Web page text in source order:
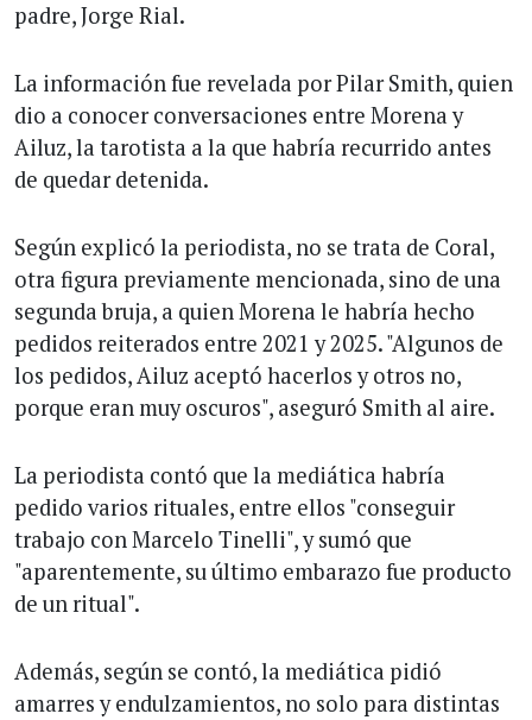
padre, Jorge Rial.
La información fue revelada por Pilar Smith, quien
dio a conocer conversaciones entre Morena y
Ailuz, la tarotista a la que habría recurrido antes
de quedar detenida.
Según explicó la periodista, no se trata de Coral,
otra figura previamente mencionada, sino de una
segunda bruja, a quien Morena le habría hecho
pedidos reiterados entre 2021 y 2025. "Algunos de
los pedidos, Ailuz aceptó hacerlos y otros no,
porque eran muy oscuros", aseguró Smith al aire.
La periodista contó que la mediática habría
pedido varios rituales, entre ellos "conseguir
trabajo con Marcelo Tinelli", y sumó que
"aparentemente, su último embarazo fue producto
de un ritual".
Además, según se contó, la mediática pidió
amarres y endulzamientos, no solo para distintas